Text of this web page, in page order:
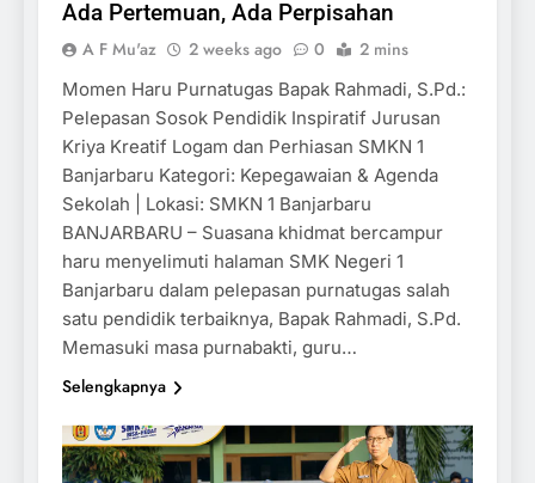
Ada Pertemuan, Ada Perpisahan
A F Mu'az 2 weeks ago 0 2 mins
Momen Haru Purnatugas Bapak Rahmadi, S.Pd.:
Pelepasan Sosok Pendidik Inspiratif Jurusan
Kriya Kreatif Logam dan Perhiasan SMKN 1
Banjarbaru Kategori: Kepegawaian & Agenda
Sekolah | Lokasi: SMKN 1 Banjarbaru
BANJARBARU – Suasana khidmat bercampur
haru menyelimuti halaman SMK Negeri 1
Banjarbaru dalam pelepasan purnatugas salah
satu pendidik terbaiknya, Bapak Rahmadi, S.Pd.
Memasuki masa purnabakti, guru…
Selengkapnya